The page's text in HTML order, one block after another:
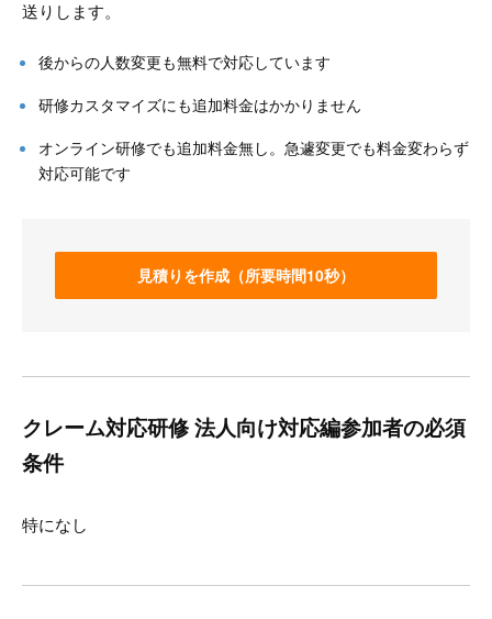
送りします。
後からの人数変更も無料で対応しています
研修カスタマイズにも追加料金はかかりません
オンライン研修でも追加料金無し。急遽変更でも料金変わらず
対応可能です
見積りを作成（所要時間10秒）
クレーム対応研修 法人向け対応編参加者の必須
条件
特になし